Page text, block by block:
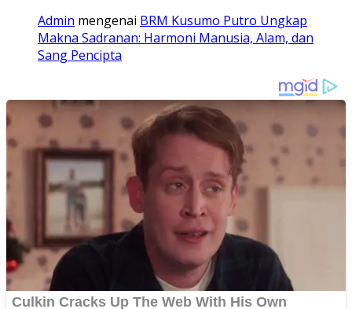
Admin mengenai BRM Kusumo Putro Ungkap
Makna Sadranan: Harmoni Manusia, Alam, dan
Sang Pencipta